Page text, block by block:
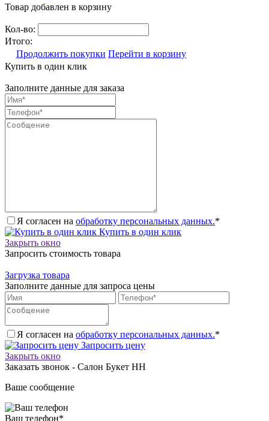
Товар добавлен в корзину
Кол-во:
Итого:
Продолжить покупки Перейти в корзину
Купить в один клик
Заполните данные для заказа
Я согласен на обработку персональных данных.*
Купить в один клик
Закрыть окно
Запросить стоимость товара
Загрузка товара
Заполните данные для запроса цены
Я согласен на обработку персональных данных.*
Запросить цену
Закрыть окно
Заказать звонок - Салон Букет НН
Ваше сообщение
Ваш телефон*